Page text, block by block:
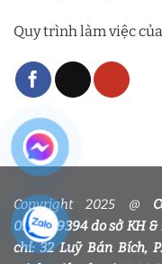
Quy trình làm việc
Copyright 2025 @
0318339394 do sở KH
chỉ: 32 Luỹ Bán Bích,